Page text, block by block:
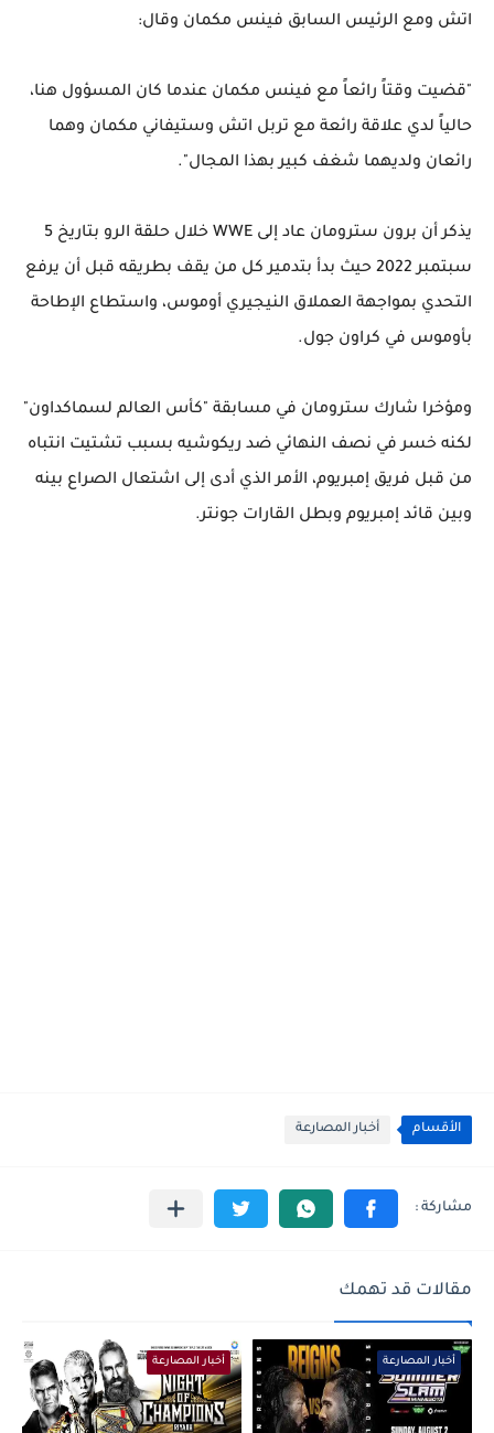
اتش ومع الرئيس السابق فينس مكمان وقال:
"قضيت وقتاً رائعاً مع فينس مكمان عندما كان المسؤول هنا،
حالياً لدي علاقة رائعة مع تربل اتش وستيفاني مكمان وهما
رائعان ولديهما شغف كبير بهذا المجال".
يذكر أن برون سترومان عاد إلى WWE خلال حلقة الرو بتاريخ 5
سبتمبر 2022 حيث بدأ بتدمير كل من يقف بطريقه قبل أن يرفع
التحدي بمواجهة العملاق النيجيري أوموس، واستطاع الإطاحة
بأوموس في كراون جول.
ومؤخرا شارك سترومان في مسابقة "كأس العالم لسماكداون"
لكنه خسر في نصف النهائي ضد ريكوشيه بسبب تشتيت انتباه
من قبل فريق إمبريوم، الأمر الذي أدى إلى اشتعال الصراع بينه
وبين قائد إمبريوم وبطل القارات جونتر.
الأقسام أخبار المصارعة
مقالات قد تهمك
أخبار المصارعة أخبار المصارعة